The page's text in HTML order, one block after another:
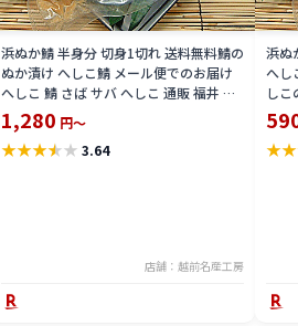
浜ぬか鯖 半身分 切身1切れ 送料無料鯖の
ぬか漬け へしこ鯖 メール便でのお届け
へしこ 鯖 さば サバ へしこ 通販 福井 伝
統食楽天 通販 価格 販売 母の日 記念 ギ
フト
1,280 円～
★★★★★ 3.64
店舗：越前名産工房
浜ぬ
へし
しこ
こ
特価
★★